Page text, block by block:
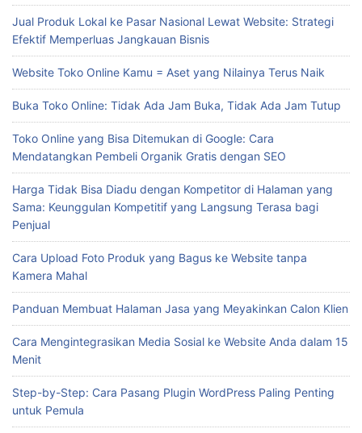
Jual Produk Lokal ke Pasar Nasional Lewat Website: Strategi
Efektif Memperluas Jangkauan Bisnis
Website Toko Online Kamu = Aset yang Nilainya Terus Naik
Buka Toko Online: Tidak Ada Jam Buka, Tidak Ada Jam Tutup
Toko Online yang Bisa Ditemukan di Google: Cara
Mendatangkan Pembeli Organik Gratis dengan SEO
Harga Tidak Bisa Diadu dengan Kompetitor di Halaman yang
Sama: Keunggulan Kompetitif yang Langsung Terasa bagi
Penjual
Cara Upload Foto Produk yang Bagus ke Website tanpa
Kamera Mahal
Panduan Membuat Halaman Jasa yang Meyakinkan Calon Klien
Cara Mengintegrasikan Media Sosial ke Website Anda dalam 15
Menit
Step-by-Step: Cara Pasang Plugin WordPress Paling Penting
untuk Pemula